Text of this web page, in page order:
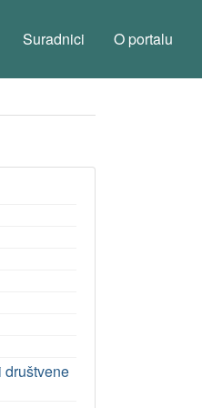
Suradnici O portalu
društvene